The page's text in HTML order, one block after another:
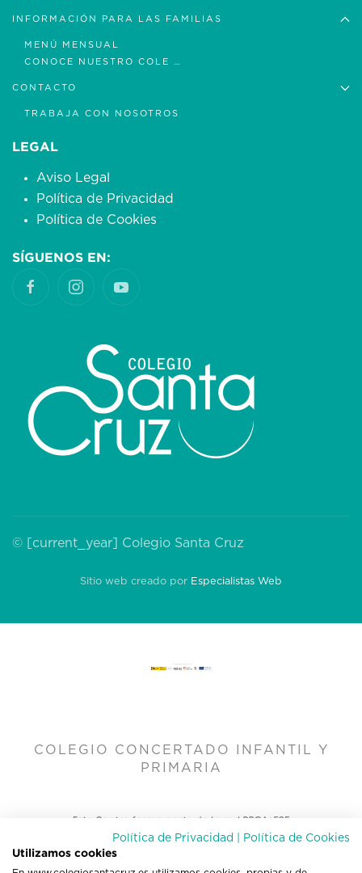
INFORMACIÓN PARA LAS FAMILIAS
MENÚ MENSUAL
CONOCE NUESTRO COLE …
CONTACTO
TRABAJA CON NOSOTROS
LEGAL
Aviso Legal
Política de Privacidad
Política de Cookies
SÍGUENOS EN:
© [current_year] Colegio Santa Cruz
Sitio web creado por Especialistas Web
COLEGIO CONCERTADO INFANTIL Y
PRIMARIA
Política de Privacidad Política de Cookies
Utilizamos cookies